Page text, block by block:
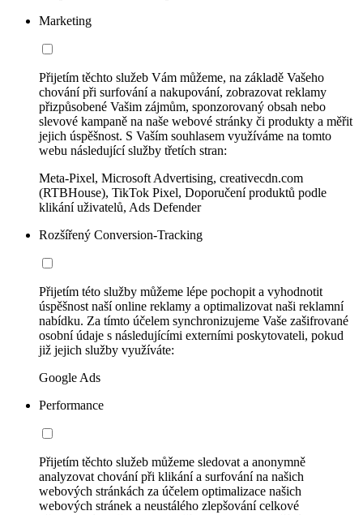
Marketing
Přijetím těchto služeb Vám můžeme, na základě Vašeho
chování při surfování a nakupování, zobrazovat reklamy
přizpůsobené Vašim zájmům, sponzorovaný obsah nebo
slevové kampaně na naše webové stránky či produkty a měřit
jejich úspěšnost. S Vaším souhlasem využíváme na tomto
webu následující služby třetích stran:
Meta-Pixel, Microsoft Advertising, creativecdn.com
(RTBHouse), TikTok Pixel, Doporučení produktů podle
klikání uživatelů, Ads Defender
Rozšířený Conversion-Tracking
Přijetím této služby můžeme lépe pochopit a vyhodnotit
úspěšnost naší online reklamy a optimalizovat naši reklamní
nabídku. Za tímto účelem synchronizujeme Vaše zašifrované
osobní údaje s následujícími externími poskytovateli, pokud
již jejich služby využíváte:
Google Ads
Performance
Přijetím těchto služeb můžeme sledovat a anonymně
analyzovat chování při klikání a surfování na našich
webových stránkách za účelem optimalizace našich
webových stránek a neustálého zlepšování celkové